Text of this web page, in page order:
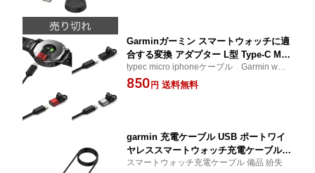
Garminガーミン スマートウォッチに適
合する変換 アダプター L型 Type-C MIC
RO APPLE 用 プラグ 変換マイクロ 充
電ケーブル繋ぐ Garmin forerunner 955
typec micro iphoneケーブル Garmin watc
h 充電
850 円 送料無料
garmin 充電ケーブル USB ポートワイ
ヤレススマートウォッチ充電ケーブルin
stinct forerunner Fenix Venu Vivoacti
スマートウォッチ充電ケーブル 備品 紛失